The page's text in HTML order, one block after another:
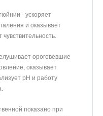
- ускоряет
и оказывает
ороговевшие
оказывает
pH и работу
показано при